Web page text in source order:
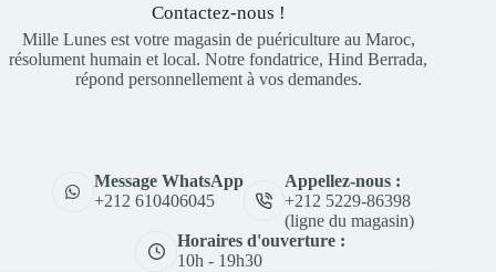
Contactez-nous !
Mille Lunes est votre magasin de puériculture au Maroc,
résolument humain et local. Notre fondatrice, Hind Berrada,
répond personnellement à vos demandes.
Message WhatsApp
+212 610406045
Appellez-nous :
+212 5229-86398
(ligne du magasin)
Horaires d'ouverture :
10h - 19h30